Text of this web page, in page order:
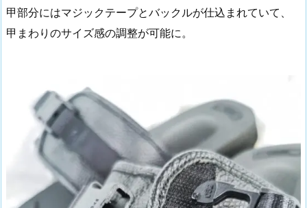
甲部分にはマジックテープとバックルが仕込まれていて、
甲まわりのサイズ感の調整が可能に。